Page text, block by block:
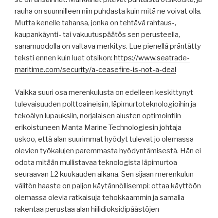
rauha on suunnilleen niin puhdasta kuin mitä ne voivat olla.
Mutta kenelle tahansa, jonka on tehtävä rahtaus-,
kaupankäynti- tai vakuutuspäätös sen perusteella,
sanamuodolla on valtava merkitys. Lue pienellä präntätty
teksti ennen kuin luet otsikon: https://www.seatrade-
maritime.com/security/a-ceasefire-is-not-a-deal
Vaikka suuri osa merenkulusta on edelleen keskittynyt
tulevaisuuden polttoaineisiin, läpimurtoteknologioihin ja
tekoälyn lupauksiin, norjalaisen alusten optimointiin
erikoistuneen Manta Marine Technologiesin johtaja
uskoo, että alan suurimmat hyödyt tulevat jo olemassa
olevien työkalujen paremmasta hyödyntämisestä. Hän ei
odota mitään mullistavaa teknologista läpimurtoa
seuraavan 12 kuukauden aikana. Sen sijaan merenkulun
välitön haaste on paljon käytännöllisempi: ottaa käyttöön
olemassa olevia ratkaisuja tehokkaammin ja samalla
rakentaa perustaa alan hiilidioksidipäästöjen